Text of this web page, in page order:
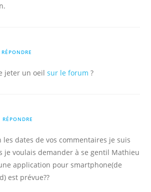
RÉPONDRE
jeter un oeilsur le forum ?
RÉPONDRE
les dates de vos commentaires je suis
je voulais demander à se gentil Mathieu
application pour smartphone(de
est prévue??